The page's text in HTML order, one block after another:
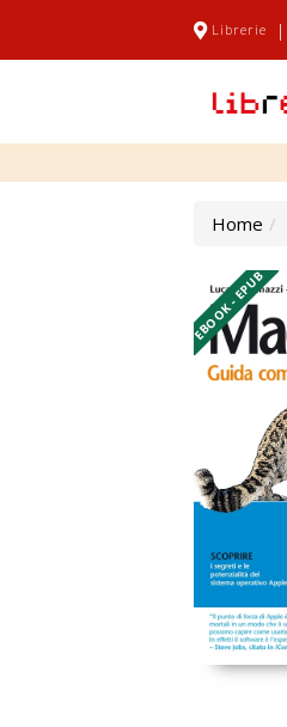
Librerie |
Home
EBOOK - EPUB